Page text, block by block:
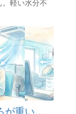
軽い水分不
が重い…